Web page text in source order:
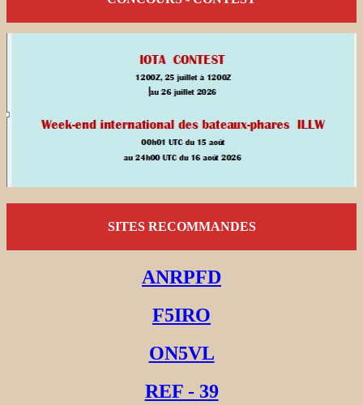
SITES RECOMMANDES
ANRPFD
F5IRO
ON5VL
REF - 39